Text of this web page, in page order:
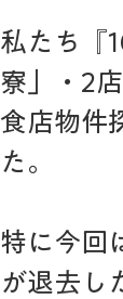
私たち『
寮」・2
食店物件
た。
特に今回
が退去し